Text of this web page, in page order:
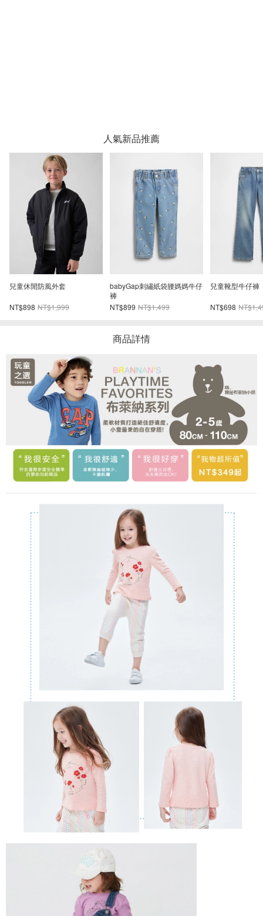
人氣新品推薦
兒童靴型牛仔褲
NT$698 NT$1,499
嬰兒牛仔套裝
NT$698 NT$1,499
GapKids ×
NT$398
商品詳情